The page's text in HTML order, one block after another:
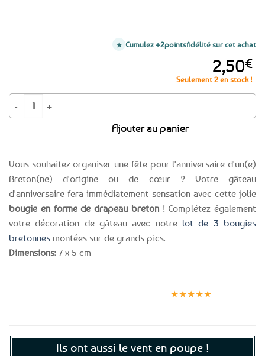
Vous souhaitez organiser une fête pour l'anniversaire d'un(e)
Breton(ne) d'origine ou de cœur ? Votre gâteau
d'anniversaire fera immédiatement sensation avec cette jolie
bougie en forme de drapeau breton! Complétez également
votre décoration de gâteau avec notre lot de 3 bougies
bretonnes montées sur de grands pics.
Dimensions: 7 x 5 cm
2,50€
Seulement 2 en stock !
quantité de Bougie d'anniversaire drapeau breton
Ajouter au panier
Cumulez +2pointsfidélité sur cet achat
★★★★★
Ils ont aussi le vent en poupe !